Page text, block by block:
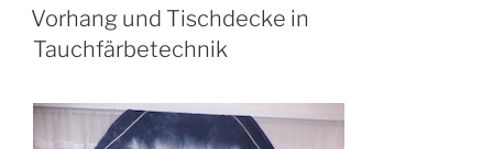
AM
Vorhang und Tischdecke in
Tauchfärbetechnik